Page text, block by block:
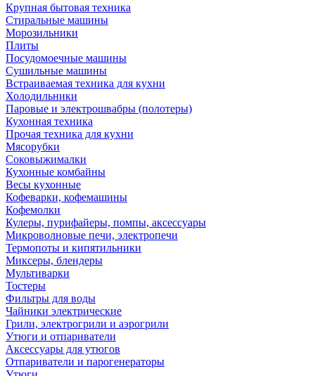
Крупная бытовая техника
Стиральные машины
Морозильники
Плиты
Посудомоечные машины
Сушильные машины
Встраиваемая техника для кухни
Холодильники
Паровые и электрошвабры (полотеры)
Кухонная техника
Прочая техника для кухни
Мясорубки
Соковыжималки
Кухонные комбайны
Весы кухонные
Кофеварки, кофемашины
Кофемолки
Кулеры, пурифайеры, помпы, аксессуары
Микроволновые печи, электропечи
Термопоты и кипятильники
Миксеры, блендеры
Мультиварки
Тостеры
Фильтры для воды
Чайники электрические
Грили, электрогрили и аэрогрили
Утюги и отпариватели
Аксессуары для утюгов
Отпариватели и парогенераторы